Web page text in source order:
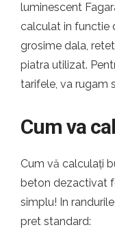
luminescent
calculat in functie
grosime dala,
piatra utilizat.
tarifele, va rugam
Cum va
Cum vă calculați
beton dezactivat
simplu! In
pret standard: